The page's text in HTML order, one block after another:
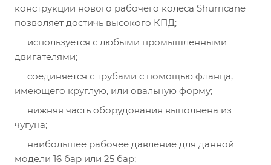
конструкции нового рабочего колеса Shurricane
позволяет достичь высокого КПД;
используется с любыми промышленными
двигателями;
соединяется с трубами с помощью фланца,
имеющего круглую, или овальную форму;
нижняя часть оборудования выполнена из
чугуна;
наибольшее рабочее давление для данной
модели 16 бар или 25 бар;